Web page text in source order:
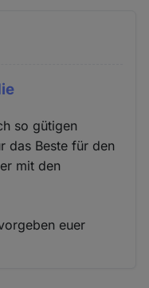
so gütigen
das Beste für den
mit den
euer